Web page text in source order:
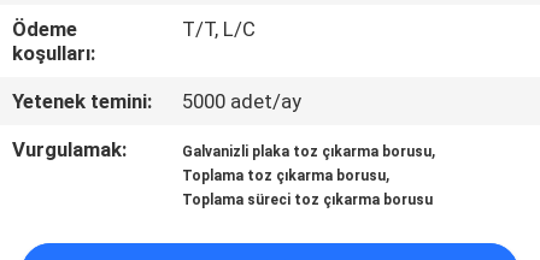
HABERLER
DURUMLAR
Ödeme
koşulları:
T/T, L/C
Yetenek temini:
5000 adet/ay
Vurgulamak:
Galvanizli plaka toz çıkarma borusu,
Toplama toz çıkarma borusu,
Toplama süreci toz çıkarma borusu